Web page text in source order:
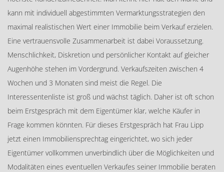
kann mit individuell abgestimmten Vermarktungsstrategien den
maximal realistischen Wert einer Immobilie beim Verkauf erzielen.
Eine vertrauensvolle Zusammenarbeit ist dabei Voraussetzung.
Menschlichkeit, Diskretion und persönlicher Kontakt auf gleicher
Augenhöhe stehen im Vordergrund. Verkaufszeiten zwischen 4
Wochen und 3 Monaten sind meist die Regel. Die
Interessentenliste ist groß und wächst täglich. Daher ist oft schon
beim Erstgespräch mit dem Eigentümer klar, welche Käufer in
Frage kommen könnten. Für dieses Erstgespräch hat Frau Lipp
jetzt einen Immobiliensprechtag eingerichtet, wo sich jeder
Eigentümer vollkommen unverbindlich über die Möglichkeiten und
Modalitäten eines eventuellen Verkaufes seiner Immobilie beraten